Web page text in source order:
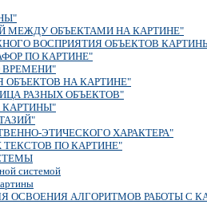
МЕЖДУ ОБЪЕКТАМИ НА КАРТИНЕ"
ВОСПРИЯТИЯ ОБЪЕКТОВ
ПО КАРТИНЕ"
ВРЕМЕНИ"
НА КАРТИНЕ"
РАЗНЫХ ОБЪЕКТОВ"
КАРТИНЫ"
ЭТИЧЕСКОГО ХАРАКТЕРА"
ПО КАРТИНЕ"
системой
ОСВОЕНИЯ АЛГОРИТМОВ РАБОТЫ С